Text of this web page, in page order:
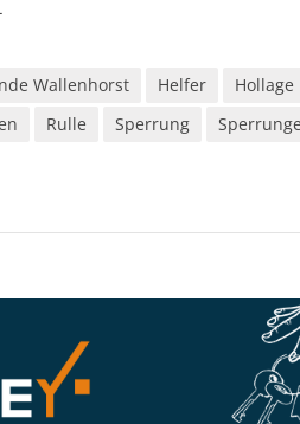
Wallenhorst Helfer
Hollage
Rulle Sperrung